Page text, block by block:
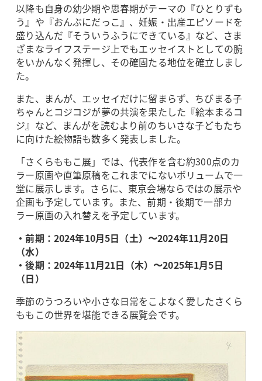
以降も自身の幼少期や思春期がテーマの『ひとりずも
う』や『おんぶにだっこ』、妊娠・出産エピソードを
盛り込んだ『そういうふうにできている』など、さま
ざまなライフステージ上でもエッセイストとしての腕
をいかんなく発揮し、その確固たる地位を確立しまし
た。
また、まんが、エッセイだけに留まらず、ちびまる子
ちゃんとコジコジが夢の共演を果たした『絵本まるコ
ジ』など、まんがを読むより前のちいさな子どもたち
に向けた絵物語も数多く発表しました。
「さくらももこ展」では、代表作を含む約300点のカ
ラー原画や直筆原稿をこれまでにないボリュームで一
堂に展示します。さらに、東京会場ならではの展示や
企画も予定しています。また、前期・後期で一部カ
ラー原画の入れ替えを予定しています。
・前期：2024年10月5日（土）〜2024年11月20日
（水）
・後期：2024年11月21日（木）〜2025年1月5日
（日）
季節のうつろいや小さな日常をこよなく愛したさくら
ももこの世界を堪能できる展覧会です。